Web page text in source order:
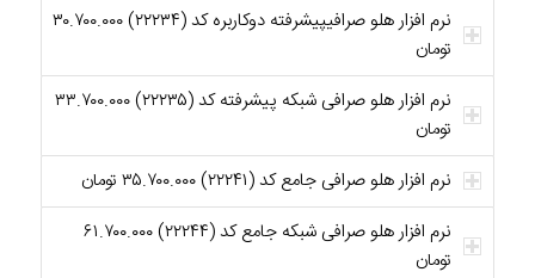
نرم افزار هلو صرافیپیشرفته دوکاربره کد (۲۲۲۳۴) ۳۰.۷۰۰.۰۰۰
تومان
نرم افزار هلو صرافی شبکه پیشرفته کد (۲۲۲۳۵) ۳۳.۷۰۰.۰۰۰
تومان
نرم افزار هلو صرافی جامع کد (۲۲۲۴۱) ۳۵.۷۰۰.۰۰۰ تومان
نرم افزار هلو صرافی شبکه جامع کد (۲۲۲۴۴) ۶۱.۷۰۰.۰۰۰
تومان